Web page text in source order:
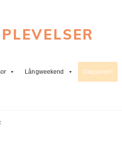
Långweekend Dagsevent